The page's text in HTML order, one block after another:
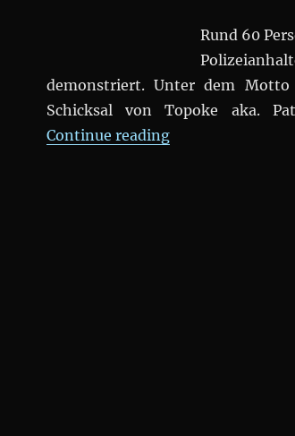
Rund 60
demonstriert. Unter dem
Schicksal von Topoke aka.
Continue reading„Demonstration: